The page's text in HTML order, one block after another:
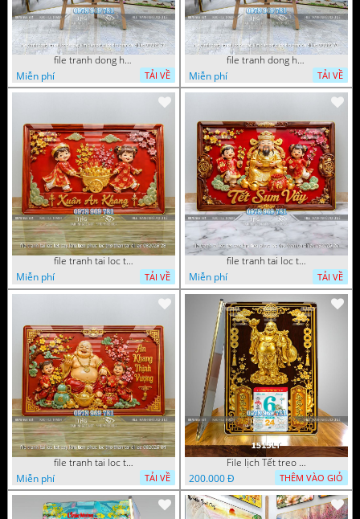
file tranh dong ho tai loc tet cay kim tien phuc loc tho than tai di lac 072026 93
Miễn phí
TẢI VỀ
file tranh dong ho tai loc tet cay kim tien phuc loc tho than tai di lac 072026 70
Miễn phí
TẢI VỀ
file tranh tai loc tet cay kim tien phuc loc tho than tai di lac 082026 28
Miễn phí
TẢI VỀ
file tranh tai loc tet cay kim tien phuc loc tho than tai di lac 082026 20
Miễn phí
TẢI VỀ
file tranh tai loc tet cay kim tien phuc loc tho than tai di lac 082026 04
Miễn phí
TẢI VỀ
File lịch Tết treo tường di lặc vàng gold 1515LT
200.000 Đ
THÊM VÀO GIỎ